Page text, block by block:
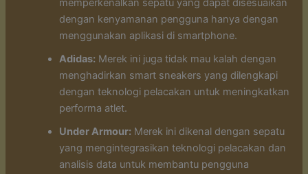
memperkenalkan sepatu yang dapat disesuaikan
dengan kenyamanan pengguna hanya dengan
menggunakan aplikasi di smartphone.
Adidas: Merek ini juga tidak mau kalah dengan
menghadirkan smart sneakers yang dilengkapi
dengan teknologi pelacakan untuk meningkatkan
performa atlet.
Under Armour: Merek ini dikenal dengan sepatu
yang mengintegrasikan teknologi pelacakan dan
analisis data untuk membantu pengguna